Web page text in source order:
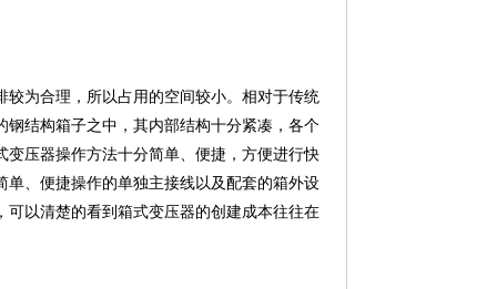
为合理，所以占用的空间较小。相对于传统
结构箱子之中，其内部结构十分紧凑，各个
压器操作方法十分简单、便捷，方便进行快
、便捷操作的单独主接线以及配套的箱外设
以清楚的看到箱式变压器的创建成本往往在